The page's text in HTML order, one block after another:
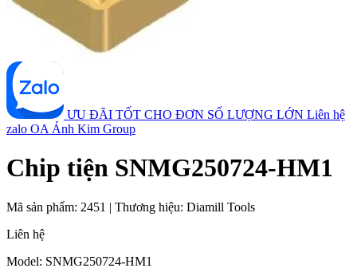
ƯU ĐÃI TỐT CHO ĐƠN SỐ LƯỢNG LỚN Liên hệ
zalo OA Ánh Kim Group
Chip tiện SNMG250724-HM1
Mã sản phẩm: 2451 | Thương hiệu: Diamill Tools
Liên hệ
Model: SNMG250724-HM1